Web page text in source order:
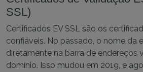
SSL)
Certificados EV SSL são os
confiáveis. No passado, o nome da
diretamente na barra de endereços
domínio. Isso mudou em 2019, e